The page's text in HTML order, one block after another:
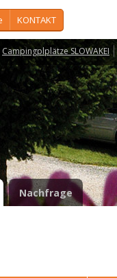
KONTAKT
Campingplplätze SLOWAKEI
Nachfrage